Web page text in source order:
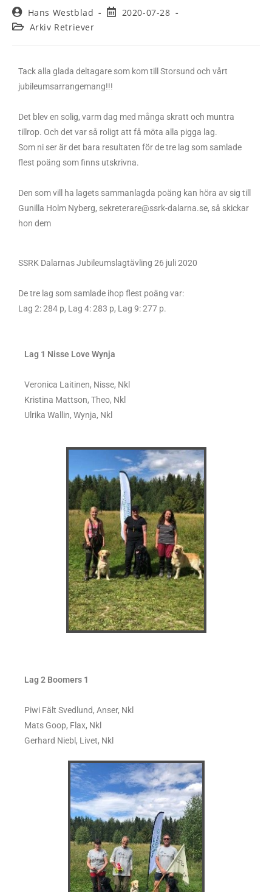
Hans Westblad
2020-07-28
Arkiv Retriever
Tack alla glada deltagare som kom till Storsund och vårt
jubileumsarrangemang!!!
Det blev en solig, varm dag med många skratt och muntra
tillrop. Och det var så roligt att få möta alla pigga lag.
Som ni ser är det bara resultaten för de tre lag som samlade
flest poäng som finns utskrivna.
Den som vill ha lagets sammanlagda poäng kan höra av sig till
Gunilla Holm Nyberg, sekreterare@ssrk-dalarna.se, så skickar
hon dem
SSRK Dalarnas Jubileumslagtävling 26 juli 2020
De tre lag som samlade ihop flest poäng var:
Lag 2: 284 p, Lag 4: 283 p, Lag 9: 277 p.
Lag 1 Nisse Love Wynja
Veronica Laitinen, Nisse, Nkl
Kristina Mattson, Theo, Nkl
Ulrika Wallin, Wynja, Nkl
Lag 2 Boomers 1
Piwi Fält Svedlund, Anser, Nkl
Mats Goop, Flax, Nkl
Gerhard Niebl, Livet, Nkl